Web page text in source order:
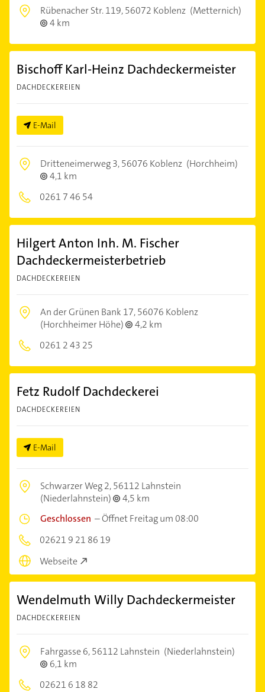
Rübenacher Str. 119,56072 Koblenz (Metternich)
4 km
Bischoff Karl-Heinz Dachdeckermeister
DACHDECKEREIEN
E-Mail
Dritteneimerweg 3,56076 Koblenz (Horchheim)
4,1 km
0261 7 46 54
Hilgert Anton Inh. M. Fischer
Dachdeckermeisterbetrieb
DACHDECKEREIEN
An der Grünen Bank 17,56076 Koblenz
(Horchheimer Höhe)
4,2 km
0261 2 43 25
Fetz Rudolf Dachdeckerei
DACHDECKEREIEN
E-Mail
Schwarzer Weg 2,56112 Lahnstein
(Niederlahnstein)
4,5 km
Geschlossen –Öffnet Freitag um 08:00
02621 9 21 86 19
Webseite
Wendelmuth Willy Dachdeckermeister
DACHDECKEREIEN
Fahrgasse 6,56112 Lahnstein (Niederlahnstein)
6,1 km
02621 6 18 82